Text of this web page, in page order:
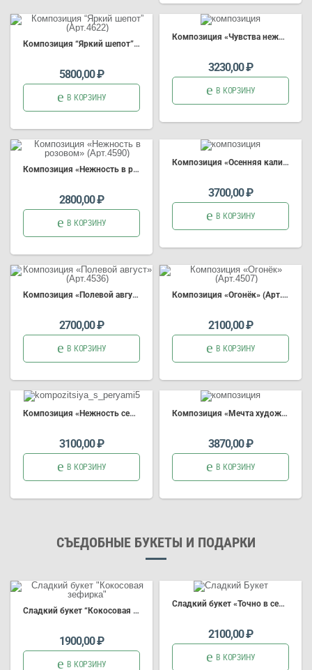
Композиция “Яркий шепот” (Арт.4622)
5800,00₽
В КОРЗИНУ
Композиция «Чувства нежности» (Арт.4593)
3230,00₽
В КОРЗИНУ
Композиция «Нежность в розовом» (Арт.4590)
2800,00₽
В КОРЗИНУ
Композиция «Осенняя калина»
3700,00₽
В КОРЗИНУ
Композиция «Полевой август» (Арт.4536)
2700,00₽
В КОРЗИНУ
Композиция «Огонёк» (Арт.4507)
2100,00₽
В КОРЗИНУ
Композиция «Нежность сердца » (Арт.4489)
3100,00₽
В КОРЗИНУ
Композиция «Мечта художника»
3870,00₽
В КОРЗИНУ
СЪЕДОБНЫЕ БУКЕТЫ И ПОДАРКИ
Сладкий букет “Кокосовая зефирка”
1900,00₽
В КОРЗИНУ
Сладкий букет «Точно в сердце»
2100,00₽
В КОРЗИНУ